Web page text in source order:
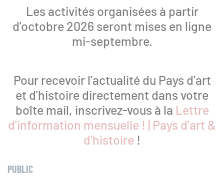
S'inscrire à la lettre
d'information
Livre d'or
Les activités organisées à partir
d'octobre 2026 seront mises en ligne
mi-septembre.
Pour recevoir l'actualité du Pays d'art
et d'histoire directement dans votre
boîte mail, inscrivez-vous à la Lettre
d'information mensuelle ! | Pays d'art &
d'histoire !
PUBLIC